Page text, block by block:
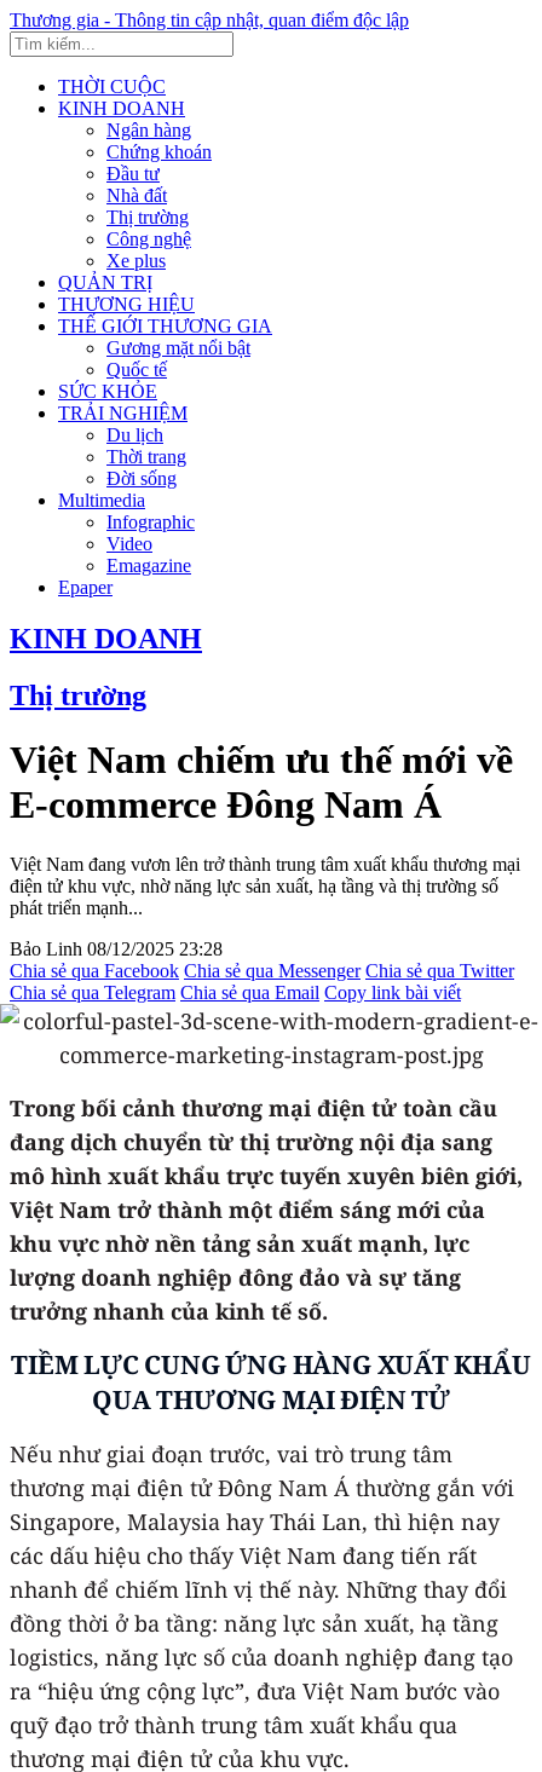
Thương gia - Thông tin cập nhật, quan điểm độc lập
THỜI CUỘC
KINH DOANH
Ngân hàng
Chứng khoán
Đầu tư
Nhà đất
Thị trường
Công nghệ
Xe plus
QUẢN TRỊ
THƯƠNG HIỆU
THẾ GIỚI THƯƠNG GIA
Gương mặt nổi bật
Quốc tế
SỨC KHỎE
TRẢI NGHIỆM
Du lịch
Thời trang
Đời sống
Multimedia
Infographic
Video
Emagazine
Epaper
KINH DOANH
Thị trường
Việt Nam chiếm ưu thế mới về
E-commerce Đông Nam Á
Việt Nam đang vươn lên trở thành trung tâm xuất khẩu thương mại
điện tử khu vực, nhờ năng lực sản xuất, hạ tầng và thị trường số
phát triển mạnh...
Bảo Linh 08/12/2025 23:28
Chia sẻ qua Facebook Chia sẻ qua Messenger Chia sẻ qua Twitter
Chia sẻ qua Telegram Chia sẻ qua Email Copy link bài viết
Trong bối cảnh thương mại điện tử toàn cầu
đang dịch chuyển từ thị trường nội địa sang
mô hình xuất khẩu trực tuyến xuyên biên giới,
Việt Nam trở thành một điểm sáng mới của
khu vực nhờ nền tảng sản xuất mạnh, lực
lượng doanh nghiệp đông đảo và sự tăng
trưởng nhanh của kinh tế số.
TIỀM LỰC CUNG ỨNG HÀNG XUẤT KHẨU
QUA THƯƠNG MẠI ĐIỆN TỬ
Nếu như giai đoạn trước, vai trò trung tâm
thương mại điện tử Đông Nam Á thường gắn với
Singapore, Malaysia hay Thái Lan, thì hiện nay
các dấu hiệu cho thấy Việt Nam đang tiến rất
nhanh để chiếm lĩnh vị thế này. Những thay đổi
đồng thời ở ba tầng: năng lực sản xuất, hạ tầng
logistics, năng lực số của doanh nghiệp đang tạo
ra “hiệu ứng cộng lực”, đưa Việt Nam bước vào
quỹ đạo trở thành trung tâm xuất khẩu qua
thương mại điện tử của khu vực.